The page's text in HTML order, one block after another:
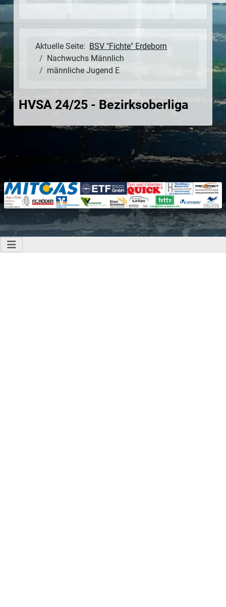
Aktuelle Seite: BSV "Fichte" Erdeborn
Nachwuchs Männlich
männliche Jugend E
HVSA 24/25 - Bezirksoberliga